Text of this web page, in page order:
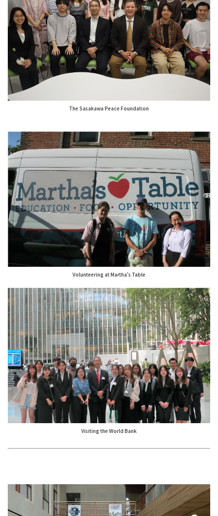
The Sasakawa Peace Foundation
Volunteering at Martha's Table
Visiting the World Bank